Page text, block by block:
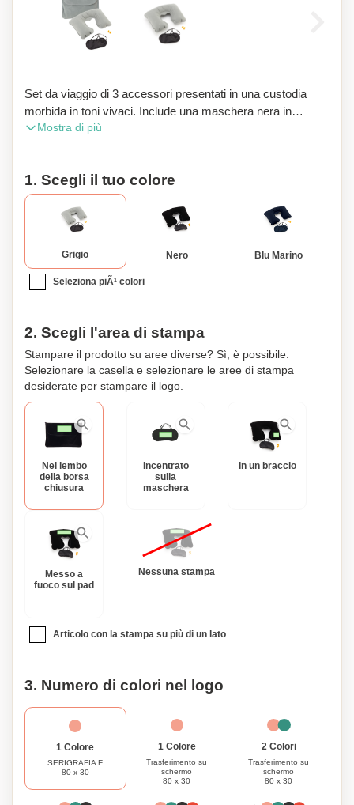
Set da viaggio di 3 accessori presentati in una custodia
morbida in toni vivaci. Include una maschera nera in
microfibra morbida e confortevole con doppio elastico
EVA.
Mostra di più
1. Scegli il tuo colore
Grigio Nero Blu Marino
Seleziona piÃ¹ colori
2. Scegli l'area di stampa
Stampare il prodotto su aree diverse? Sì, è possibile.
Selezionare la casella e selezionare le aree di stampa
desiderate per stampare il logo.
Nel lembo
della borsa
chiusura
Incentrato
sulla
maschera
In un braccio
Messo a
fuoco sul pad
Nessuna stampa
Articolo con la stampa su più di un lato
3. Numero di colori nel logo
1 Colore
SERIGRAFIA F
80 x 30
1 Colore
Trasferimento su
schermo
80 x 30
2 Colori
Trasferimento su
schermo
80 x 30